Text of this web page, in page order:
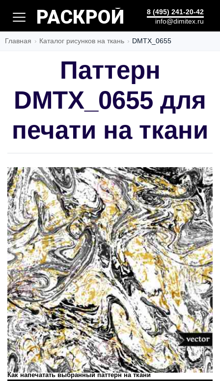
БЫСТРО
8 (495) 241-20-42
info@dimitex.ru
Главная Каталог рисунков на ткань DMTX_0655
Паттерн
DMTX_0655 для
печати на ткани
Как напечатать выбранный паттерн на ткани